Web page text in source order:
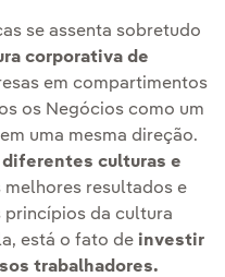
se assenta sobretudo
corporativa de
em compartimentos
os Negócios como um
uma mesma direção.
diferentes culturas e
melhores resultados e
princípios da cultura
está o fato de investir
trabalhadores.